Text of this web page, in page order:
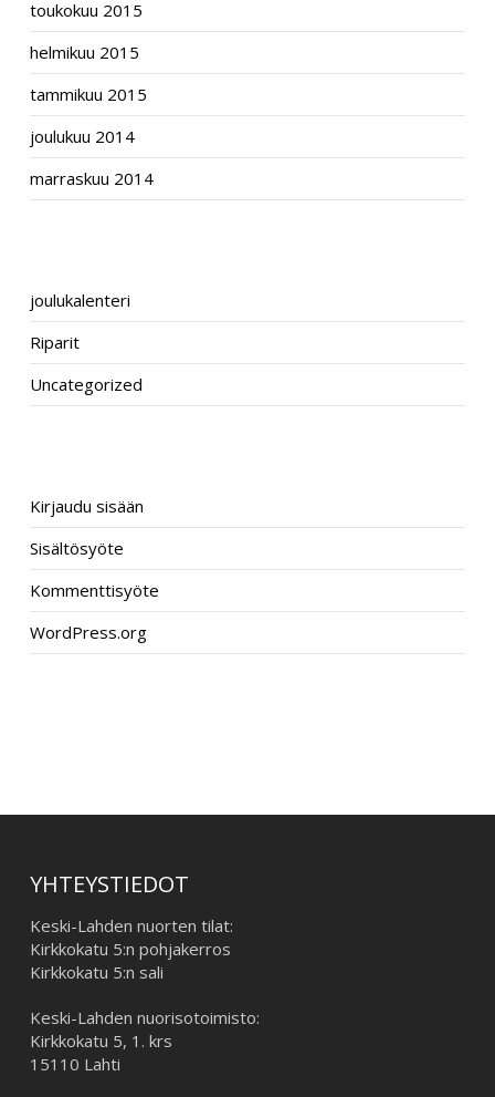
toukokuu 2015
helmikuu 2015
tammikuu 2015
joulukuu 2014
marraskuu 2014
joulukalenteri
Riparit
Uncategorized
Kirjaudu sisään
Sisältösyöte
Kommenttisyöte
WordPress.org
YHTEYSTIEDOT
Keski-Lahden nuorten tilat:
Kirkkokatu 5:n pohjakerros
Kirkkokatu 5:n sali
Keski-Lahden nuorisotoimisto:
Kirkkokatu 5, 1. krs
15110 Lahti